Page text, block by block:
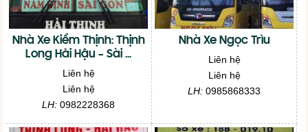
Nhà Xe Kiểm Thịnh: Thịnh
Long Hải Hậu – Sài ...
Liên hệ
Liên hệ
LH:0982228368
Nhà Xe Ngọc Trìu
Liên hệ
Liên hệ
LH:0985868333